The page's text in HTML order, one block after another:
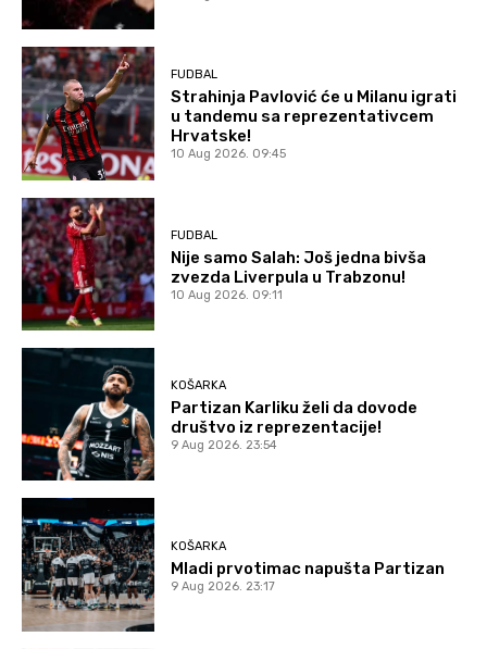
FUDBAL
Strahinja Pavlović će u Milanu igrati
u tandemu sa reprezentativcem
Hrvatske!
10 Aug 2026. 09:45
FUDBAL
Nije samo Salah: Još jedna bivša
zvezda Liverpula u Trabzonu!
10 Aug 2026. 09:11
KOŠARKA
Partizan Karliku želi da dovode
društvo iz reprezentacije!
9 Aug 2026. 23:54
KOŠARKA
Mladi prvotimac napušta Partizan
9 Aug 2026. 23:17